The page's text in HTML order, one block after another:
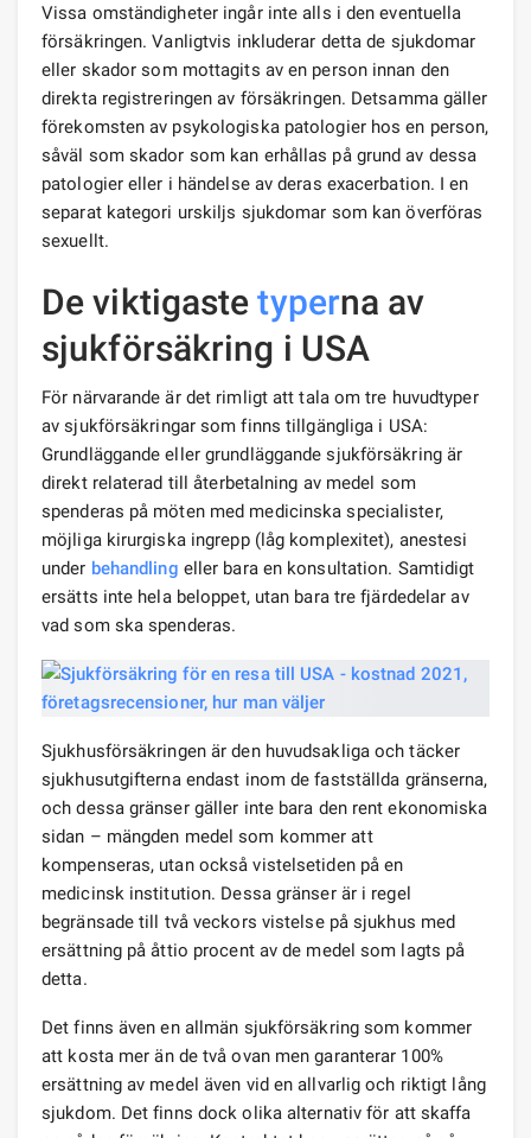
Vissa omständigheter ingår inte alls i den eventuella
försäkringen. Vanligtvis inkluderar detta de sjukdomar
eller skador som mottagits av en person innan den
direkta registreringen av försäkringen. Detsamma gäller
förekomsten av psykologiska patologier hos en person,
såväl som skador som kan erhållas på grund av dessa
patologier eller i händelse av deras exacerbation. I en
separat kategori urskiljs sjukdomar som kan överföras
sexuellt.
De viktigastetyperna av
sjukförsäkring i USA
För närvarande är det rimligt att tala om tre huvudtyper
av sjukförsäkringar som finns tillgängliga i USA:
Grundläggande eller grundläggande sjukförsäkring är
direkt relaterad till återbetalning av medel som
spenderas på möten med medicinska specialister,
möjliga kirurgiska ingrepp (låg komplexitet), anestesi
under behandling eller bara en konsultation. Samtidigt
ersätts inte hela beloppet, utan bara tre fjärdedelar av
vad som ska spenderas.
Sjukhusförsäkringen är den huvudsakliga och täcker
sjukhusutgifterna endast inom de fastställda gränserna,
och dessa gränser gäller inte bara den rent ekonomiska
sidan – mängden medel som kommer att
kompenseras, utan också vistelsetiden på en
medicinsk institution. Dessa gränser är i regel
begränsade till två veckors vistelse på sjukhus med
ersättning på åttio procent av de medel som lagts på
detta.
Det finns även en allmän sjukförsäkring som kommer
att kosta mer än de två ovan men garanterar 100%
ersättning av medel även vid en allvarlig och riktigt lång
sjukdom. Det finns dock olika alternativ för att skaffa